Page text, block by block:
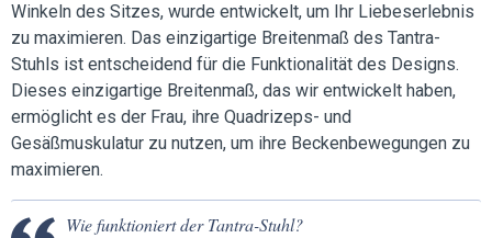
Winkeln des Sitzes, wurde entwickelt, um Ihr Liebeserlebnis
zu maximieren. Das einzigartige Breitenmaß des Tantra-
Stuhls ist entscheidend für die Funktionalität des Designs.
Dieses einzigartige Breitenmaß, das wir entwickelt haben,
ermöglicht es der Frau, ihre Quadrizeps- und
Gesäßmuskulatur zu nutzen, um ihre Beckenbewegungen zu
maximieren.
Wie funktioniert der Tantra-Stuhl?